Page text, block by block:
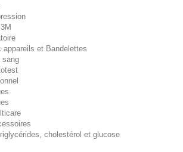
appareils et Bandelettes
sang
cholestérol et glucose